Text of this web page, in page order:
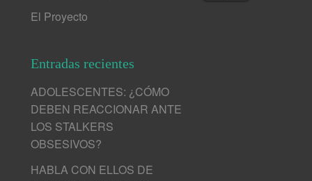
El Proyecto
Entradas recientes
ADOLESCENTES: ¿CÓMO
DEBEN REACCIONAR ANTE
LOS STALKERS
OBSESIVOS?
HABLA CON ELLOS DE